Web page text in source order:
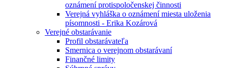
oznámení protispoločenskej činnosti
Verejná vyhláška o oznámení miesta uloženia
písomnosti - Erika Kozárová
Verejné obstarávanie
Profil obstarávateľa
Smernica o verejnom obstarávaní
Finančné limity